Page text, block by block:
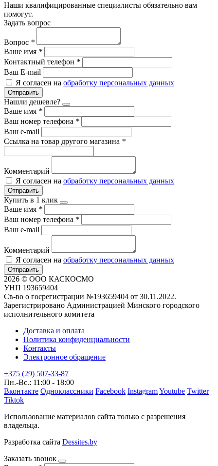
Наши квалифицированные специалисты обязательно вам
помогут.
Задать вопрос
Вопрос *
Ваше имя *
Контактный телефон *
Ваш E-mail
Я согласен на обработку персональных данных
Отправить
Нашли дешевле?
Ваше имя *
Ваш номер телефона *
Ваш e-mail
Ссылка на товар другого магазина *
Комментарий
Я согласен на обработку персональных данных
Отправить
Купить в 1 клик
Ваше имя *
Ваш номер телефона *
Ваш e-mail
Комментарий
Я согласен на обработку персональных данных
Отправить
2026 © ООО КАСКОСМО
УНП 193659404
Св-во о госрегистрации №193659404 от 30.11.2022.
Зарегистрировано Администрацией Минского городского
исполнительного комитета
Доставка и оплата
Политика конфиденциальности
Контакты
Электронное обращение
+375 (29) 507-33-87
Пн.-Вс.: 11:00 - 18:00
Вконтакте Одноклассники Facebook InstagramYoutube Twitter
Tiktok
Использование материалов сайта только с разрешения
владельца.
Разработка сайта Dessites.by
Заказать звонок